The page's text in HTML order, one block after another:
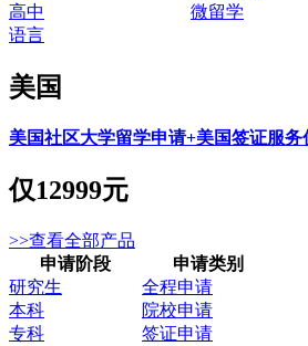
高中
微留学
语言
美国
美国社区大学留学申请+美国签证服务
仅12999元
>>查看全部产品
申请阶段
申请类别
研究生
全程申请
本科
院校申请
专科
签证申请